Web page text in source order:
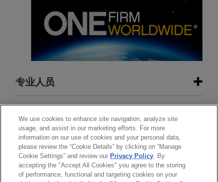
专业人员
联系人
EXPERIENCE
拜玛林制药以48亿美元收购爱美医疗
观点
精选观点
2026年5月 法律快讯
众达资讯
We use cookies to enhance site navigation, analyze site
usage, and assist in our marketing efforts. For more
information on our use of cookies and your personal data,
please review the “Cookie Details” by clicking on “Manage
Cookie Settings” and review our Privacy Policy. By
accepting the "Accept All Cookies" you agree to the storing
of performance, functional and targeting cookies on your